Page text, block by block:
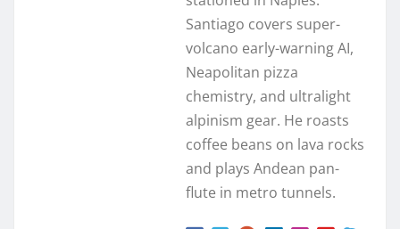
Santiago covers super-
volcano early-warning AI,
Neapolitan pizza
chemistry, and ultralight
alpinism gear. He roasts
coffee beans on lava rocks
and plays Andean pan-
flute in metro tunnels.